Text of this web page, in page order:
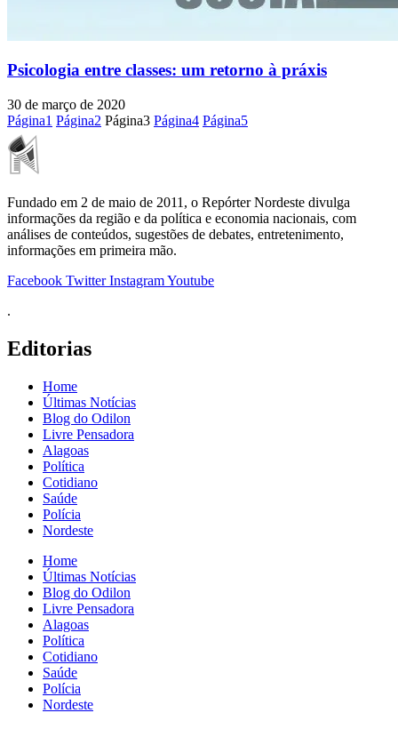
Psicologia entre classes: um retorno à práxis
30 de março de 2020
Página1 Página2 Página3 Página4 Página5
Fundado em 2 de maio de 2011, o Repórter Nordeste divulga
informações da região e da política e economia nacionais, com
análises de conteúdos, sugestões de debates, entretenimento,
informações em primeira mão.
Facebook Twitter InstagramYoutube
.
Editorias
Home
Últimas Notícias
Blog do Odilon
Livre Pensadora
Alagoas
Política
Cotidiano
Saúde
Polícia
Nordeste
Home
Últimas Notícias
Blog do Odilon
Livre Pensadora
Alagoas
Política
Cotidiano
Saúde
Polícia
Nordeste